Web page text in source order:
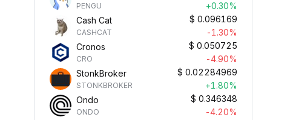
PENGU
+0.30%
Cash Cat
CASHCAT
$ 0.096169
-1.30%
Cronos
CRO
$ 0.050725
-4.90%
StonkBroker
STONKBROKER
$ 0.02284969
+1.80%
Ondo
ONDO
$ 0.346348
-4.20%